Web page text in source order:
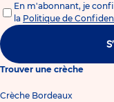
En m'abonnant, je
la Politique de
Trouver une crèche
Crèche Bordeaux